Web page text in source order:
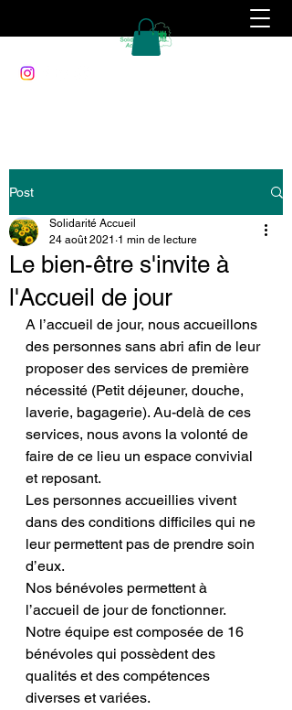
Post
Le bien-être s'invite à
l'Accueil de jour
Solidarité Accueil
24 août 2021 1 min de lecture
A l’accueil de jour, nous accueillons
des personnes sans abri afin de leur
proposer des services de première
nécessité (Petit déjeuner, douche,
laverie, bagagerie). Au-delà de ces
services, nous avons la volonté de
faire de ce lieu un espace convivial
et reposant.
Les personnes accueillies vivent
dans des conditions difficiles qui ne
leur permettent pas de prendre soin
d’eux.
Nos bénévoles permettent à
l’accueil de jour de fonctionner.
Notre équipe est composée de 16
bénévoles qui possèdent des
qualités et des compétences
diverses et variées.